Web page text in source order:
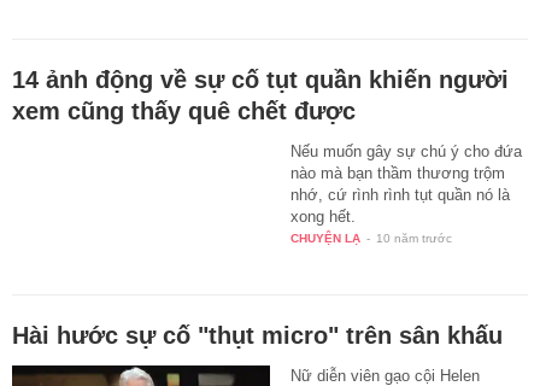
14 ảnh động về sự cố tụt quần khiến người
xem cũng thấy quê chết được
Nếu muốn gây sự chú ý cho đứa
nào mà bạn thầm thương trộm
nhớ, cứ rình rình tụt quần nó là
xong hết.
CHUYỆN LẠ - 10 năm trước
Hài hước sự cố "thụt micro" trên sân khấu
Nữ diễn viên gạo cội Helen